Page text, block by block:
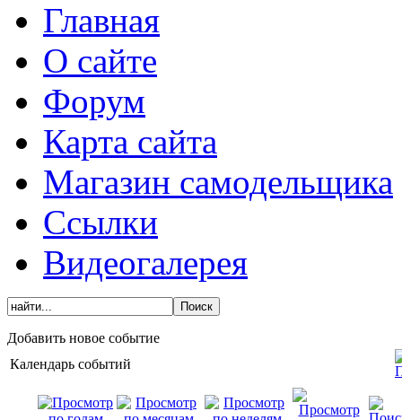
Главная
О сайте
Форум
Карта сайта
Магазин самодельщика
Ссылки
Видеогалерея
Добавить новое событие
Календарь событий